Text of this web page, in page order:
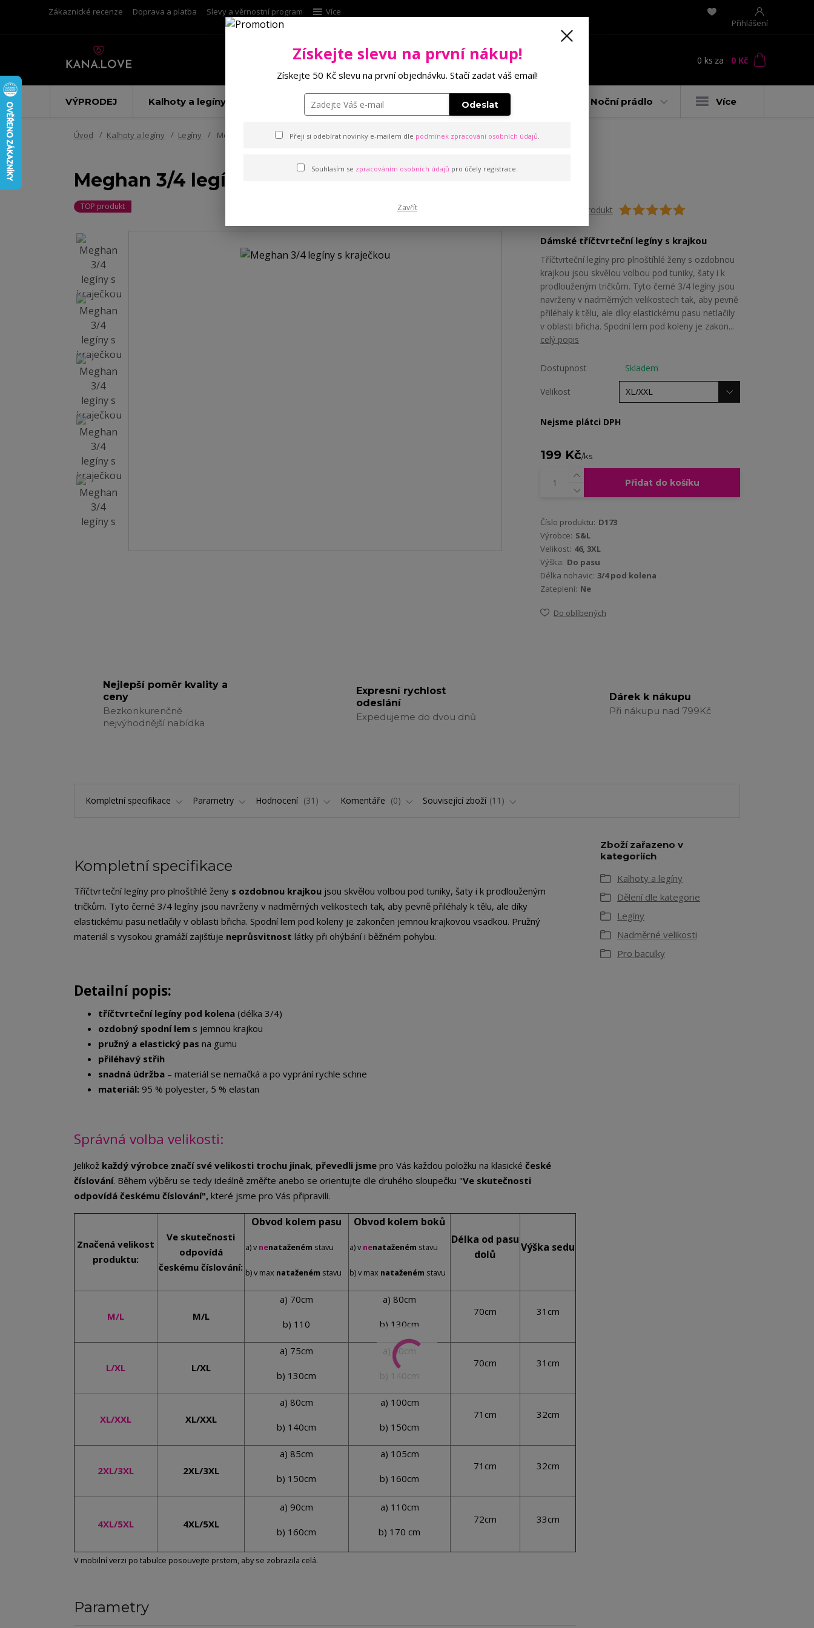
Zákaznické recenze Doprava a platba Slevy a věrnostní program
Více
Přihlášení
Hledat 0 ks za 0 Kč
VÝPRODEJ Kalhoty a legíny Punčochové zboží Podprsenky Noční prádlo Více
Úvod Kalhoty a legíny Legíny Meghan 3/4 legíny s kraječkou
Meghan 3/4 legíny s kraječkou
TOP produkt Ohodnotit produkt
Dámské tříčtvrteční legíny s krajkou
Tříčtvrteční legíny pro plnoštíhlé ženy s ozdobnou
krajkou jsou skvělou volbou pod tuniky, šaty i k
prodlouženým tričkům. Tyto černé 3/4 legíny jsou
navrženy v nadměrných velikostech tak, aby pevně
přiléhaly k tělu, ale díky elastickému pasu netlačily
v oblasti břicha. Spodní lem pod koleny je zakon...
celý popis
Dostupnost Skladem
Velikost
Nejsme plátci DPH
199 Kč/ks
Přidat do košíku
Číslo produktu: D173
Výrobce: S&L
Velikost: 46, 3XL
Výška: Do pasu
Délka nohavic: 3/4 pod kolena
Zateplení: Ne
Do oblíbených
Nejlepší poměr kvality a
ceny
Bezkonkurenčně
nejvýhodnější nabídka
Expresní rychlost
odeslání
Expedujeme do dvou dnů
Dárek k nákupu
Při nákupu nad 799Kč
Kompletní specifikace Parametry Hodnocení 31 Komentáře 0 Související zboží 11
Kompletní specifikace
Tříčtvrteční legíny pro plnoštíhlé ženy s ozdobnou krajkou jsou skvělou volbou pod tuniky, šaty i k prodlouženým
tričkům. Tyto černé 3/4 legíny jsou navrženy v nadměrných velikostech tak, aby pevně přiléhaly k tělu, ale díky
elastickému pasu netlačily v oblasti břicha. Spodní lem pod koleny je zakončen jemnou krajkovou vsadkou. Pružný
materiál s vysokou gramáží zajišťuje neprůsvitnost látky při ohýbání i běžném pohybu.
Detailní popis:
tříčtvrteční legíny pod kolena (délka 3/4)
ozdobný spodní lem s jemnou krajkou
pružný a elastický pas na gumu
přiléhavý střih
snadná údržba – materiál se nemačká a po vyprání rychle schne
materiál: 95 % polyester, 5 % elastan
Správná volba velikosti:
Jelikož každý výrobce značí své velikosti trochu jinak, převedli jsme pro Vás každou položku na klasické české
číslování. Během výběru se tedy ideálně změřte anebo se orientujte dle druhého sloupečku "Ve skutečnosti
odpovídá českému číslování", které jsme pro Vás připravili.
Značená velikost
produktu:
Ve skutečnosti
odpovídá
českému číslování:
Obvod kolem pasu
a) vnenataženém stavu
b) v max nataženém stavu
Obvod kolem boků
a) vnenataženém stavu
b) v max nataženém stavu
Délka od pasu
dolů
Výška sedu
M/L M/L
a) 70cm
b) 110
a) 80cm
b) 130cm
70cm 31cm
L/XL L/XL
a) 75cm
b) 130cm
a) 90cm
b) 140cm
70cm 31cm
XL/XXL XL/XXL
a) 80cm
b) 140cm
a) 100cm
b) 150cm
71cm 32cm
2XL/3XL 2XL/3XL
a) 85cm
b) 150cm
a) 105cm
b) 160cm
71cm 32cm
4XL/5XL 4XL/5XL
a) 90cm
b) 160cm
a) 110cm
b) 170 cm
72cm 33cm
V mobilní verzi po tabulce posouvejte prstem, aby se zobrazila celá.
Parametry
Zboží zařazeno v
kategoriích
Kalhoty a legíny
Dělení dle kategorie
Legíny
Nadměrné velikosti
Pro baculky
Získejte slevu na první nákup!
Získejte 50 Kč slevu na první objednávku. Stačí zadat váš email!
Odeslat
Přeji si odebírat novinky e-mailem dle podmínek zpracování osobních údajů.
Souhlasím se zpracováním osobních údajů pro účely registrace.
Zavřít